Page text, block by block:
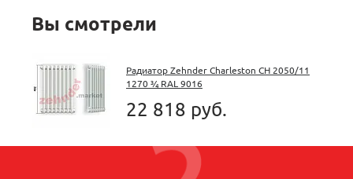
Вы смотрели
Радиатор Zehnder Charleston CH 2050/11
1270 ¾ RAL 9016
22 818 руб.